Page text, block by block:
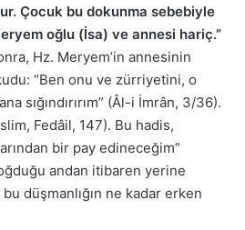
Çocuk bu dokunma sebebiyle
oğlu (İsa) ve annesi hariç.”
Hz. Meryem’in annesinin
“Ben onu ve zürriyetini, o
sığındırırım” (Âl-i İmrân, 3/36).
Fedâil, 147). Bu hadis,
bir pay edineceğim”
andan itibaren yerine
bu düşmanlığın ne kadar erken